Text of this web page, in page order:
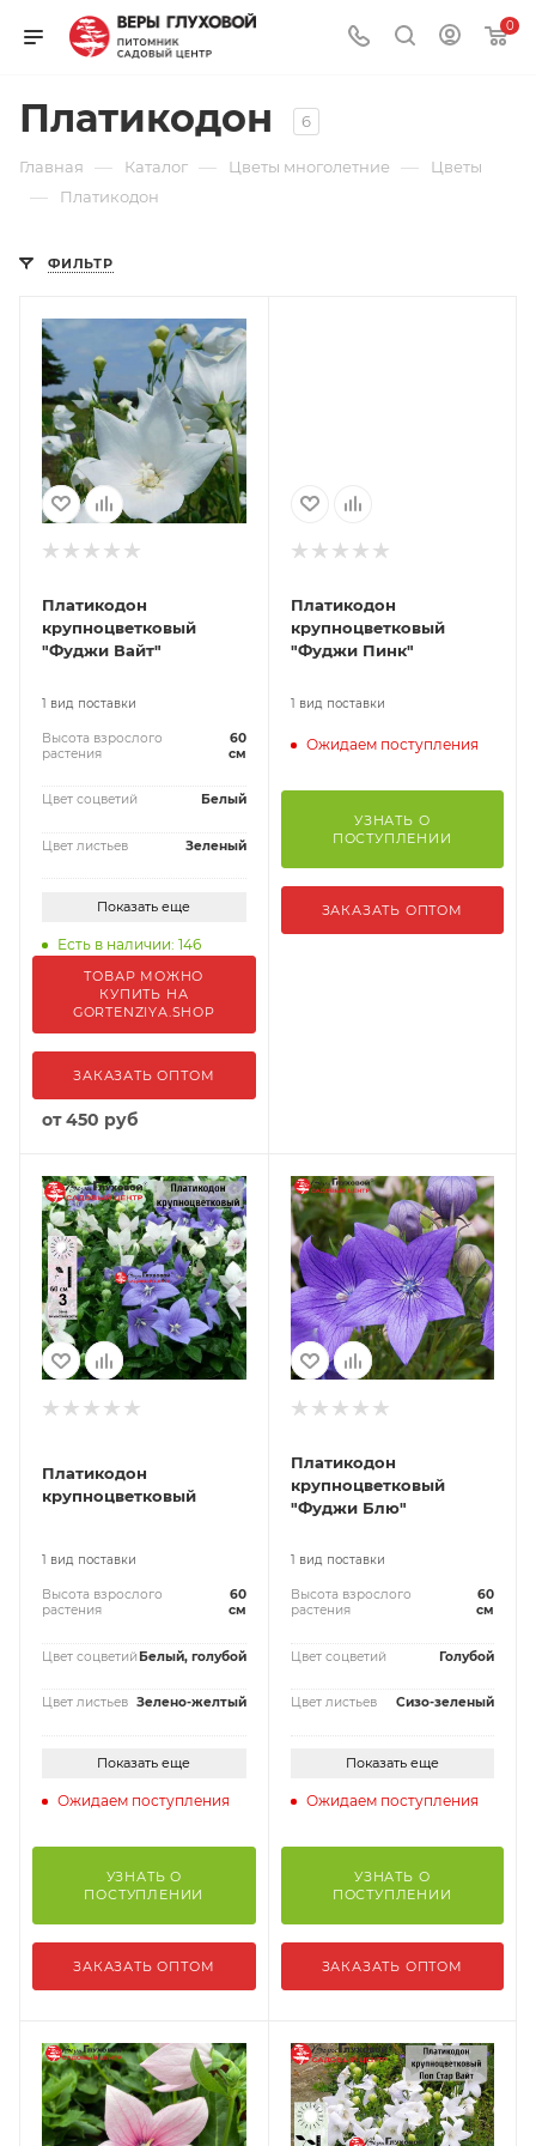
0
Платикодон 6
Главная — Каталог — Цветы многолетние — Цветы
— Платикодон
ФИЛЬТР
Платикодон
крупноцветковый
"Фуджи Вайт"
1 вид поставки
Высота взрослого
растения
60
см
Цвет соцветий Белый
Цвет листьев Зеленый
Показать еще
Есть в наличии: 146
ТОВАР МОЖНО
КУПИТЬ НА
GORTENZIYA.SHOP
ЗАКАЗАТЬ ОПТОМ
от450 руб
Платикодон
крупноцветковый
"Фуджи Пинк"
1 вид поставки
Ожидаем поступления
УЗНАТЬ О
ПОСТУПЛЕНИИ
ЗАКАЗАТЬ ОПТОМ
Платикодон
крупноцветковый
1 вид поставки
Высота взрослого
растения
60
см
Цвет соцветий Белый, голубой
Цвет листьев Зелено-желтый
Показать еще
Ожидаем поступления
УЗНАТЬ О
ПОСТУПЛЕНИИ
ЗАКАЗАТЬ ОПТОМ
Платикодон
крупноцветковый
"Фуджи Блю"
1 вид поставки
Высота взрослого
растения
60
см
Цвет соцветий Голубой
Цвет листьев Сизо-зеленый
Показать еще
Ожидаем поступления
УЗНАТЬ О
ПОСТУПЛЕНИИ
ЗАКАЗАТЬ ОПТОМ